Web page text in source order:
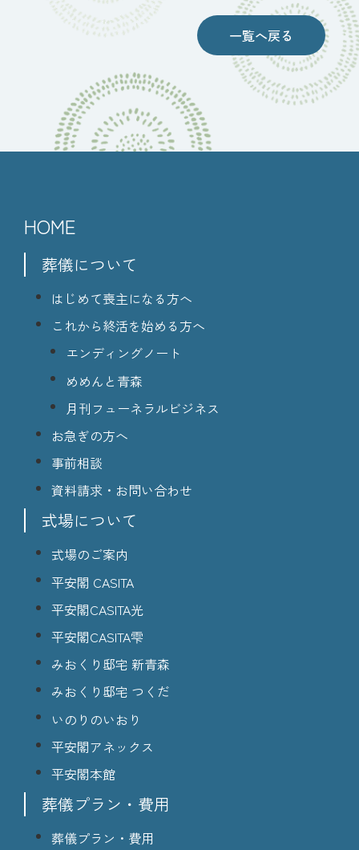
一覧へ戻る
HOME
葬儀について
はじめて喪主になる方へ
これから終活を始める方へ
エンディングノート
めめんと青森
月刊フューネラルビジネス
お急ぎの方へ
事前相談
資料請求・お問い合わせ
式場について
式場のご案内
平安閣 CASITA
平安閣CASITA光
平安閣CASITA雫
みおくり邸宅 新青森
みおくり邸宅 つくだ
いのりのいおり
平安閣アネックス
平安閣本館
葬儀プラン・費用
葬儀プラン・費用